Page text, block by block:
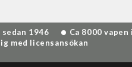
1946
Ca 8000
med licensansökan